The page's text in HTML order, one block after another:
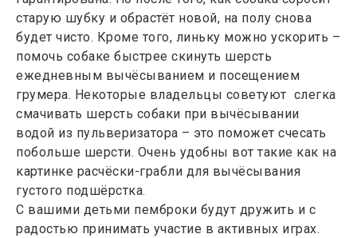
старую шубку и обрастёт новой, на полу снова
будет чисто. Кроме того, линьку можно ускорить –
помочь собаке быстрее скинуть шерсть
ежедневным вычёсыванием и посещением
грумера. Некоторые владельцы советуют слегка
смачивать шерсть собаки при вычёсывании
водой из пульверизатора – это поможет счесать
побольше шерсти. Очень удобны вот такие как на
картинке расчёски-грабли для вычёсывания
густого подшёрстка.
С вашими детьми пемброки будут дружить и с
радостью принимать участие в активных играх.